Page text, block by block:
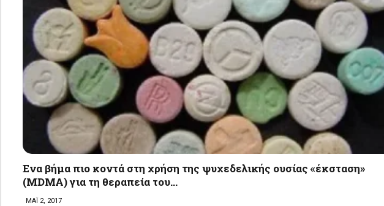
Eνα βήμα πιο κοντά στη χρήση της ψυχεδελικής ουσίας «έκσταση»
(MDMA) για τη θεραπεία του…
ΜΑΪ 2, 2017